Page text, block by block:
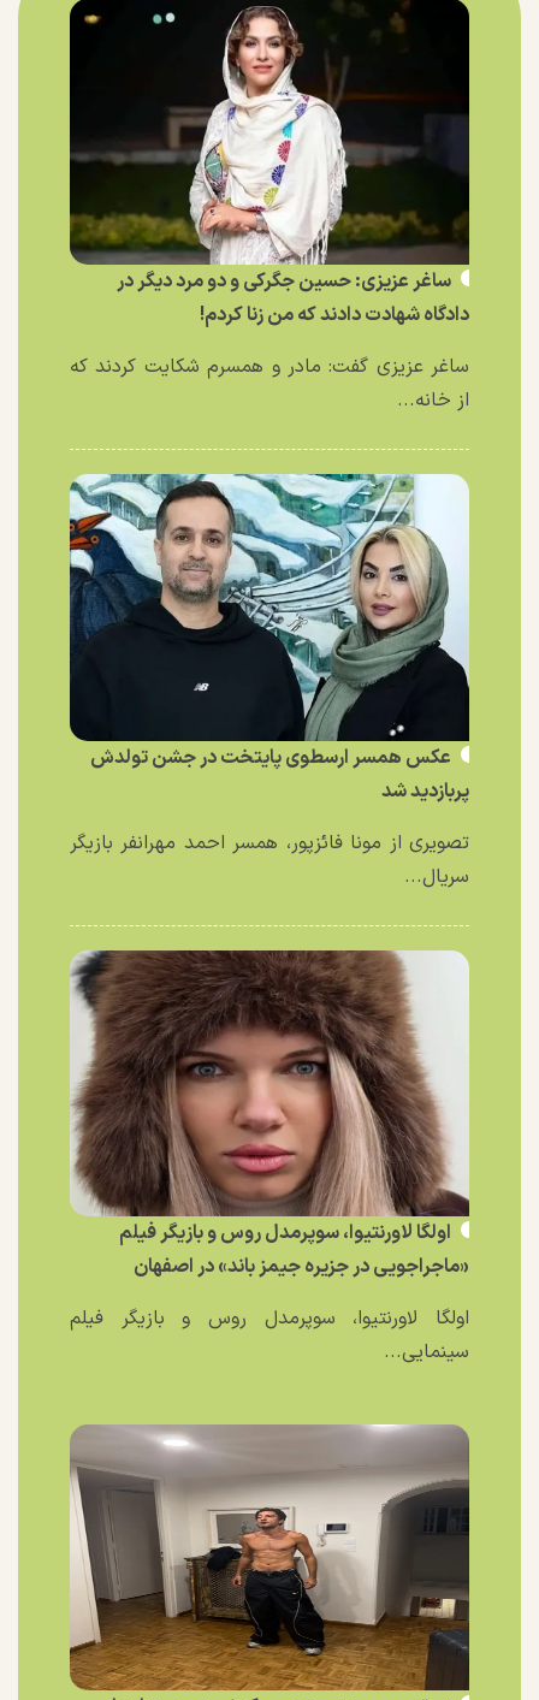
ساغر عزیزی: حسین جگرکی و دو مرد دیگر در
دادگاه شهادت دادند که من زنا کردم!
ساغر عزیزی گفت: مادر و همسرم شکایت کردند که
از خانه...
عکس همسر ارسطوی پایتخت در جشن تولدش
پربازدید شد
تصویری از مونا فائزپور، همسر احمد مهرانفر بازیگر
سریال...
اولگا لاورنتیوا، سوپرمدل روس و بازیگر فیلم
«ماجراجویی در جزیره جیمز باند» در اصفهان
اولگا لاورنتیوا، سوپرمدل روس و بازیگر فیلم
سینمایی...